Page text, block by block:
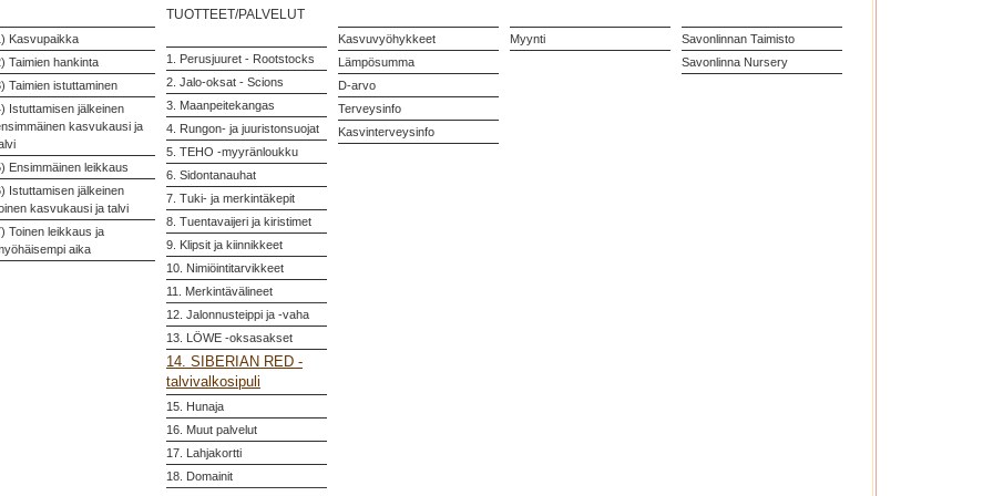
Kasvupaikka
Taimien hankinta
Taimien istuttaminen
Istuttamisen jälkeinen
kasvukausi ja
Ensimmäinen leikkaus
Istuttamisen jälkeinen
kasvukausi ja talvi
Toinen leikkaus ja
aika
TUOTTEET/PALVELUT
1. Perusjuuret - Rootstocks
2. Jalo-oksat - Scions
3. Maanpeitekangas
4. Rungon- ja juuristonsuojat
5. TEHO -myyränloukku
6. Sidontanauhat
7. Tuki- ja merkintäkepit
8. Tuentavaijeri ja kiristimet
9. Klipsit ja kiinnikkeet
10. Nimiöintitarvikkeet
11. Merkintävälineet
12. Jalonnusteippi ja -vaha
13. LÖWE -oksasakset
14. SIBERIAN RED -
talvivalkosipuli
15. Hunaja
16. Muut palvelut
17. Lahjakortti
18. Domainit
Kasvuvyöhykkeet
Lämpösumma
D-arvo
Terveysinfo
Kasvinterveysinfo
Myynti
Savonlinnan Taimisto
Savonlinna Nursery